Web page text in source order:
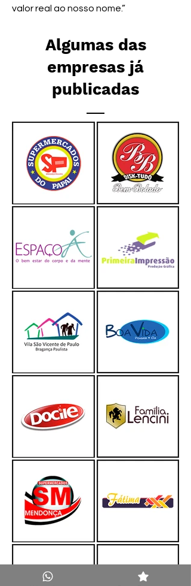
valor real ao nosso nome.”
Algumas das
empresas já
publicadas